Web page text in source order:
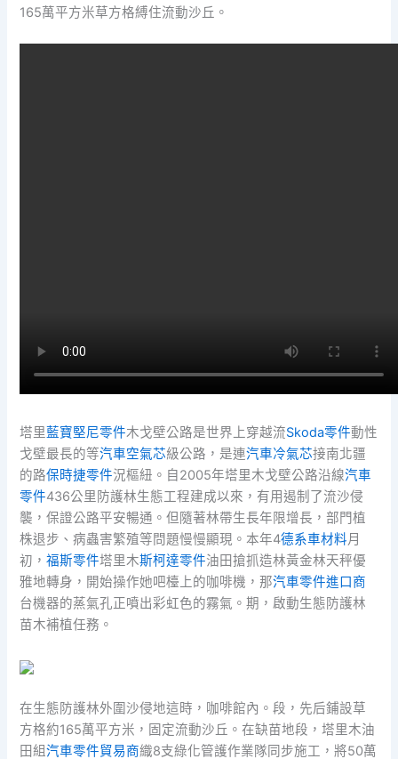
165萬平方米草方格縛住流動沙丘。
塔里藍寶堅尼零件木戈壁公路是世界上穿越流Skoda零件動性
戈壁最長的等汽車空氣芯級公路，是連汽車冷氣芯接南北疆
的路保時捷零件況樞紐。自2005年塔里木戈壁公路沿線汽車
零件436公里防護林生態工程建成以來，有用遏制了流沙侵
襲，保證公路平安暢通。但隨著林帶生長年限增長，部門植
株退步、病蟲害繁殖等問題慢慢顯現。本年4德系車材料月
初，福斯零件塔里木斯柯達零件油田搶抓造林黃金林天秤優
雅地轉身，開始操作她吧檯上的咖啡機，那汽車零件進口商
台機器的蒸氣孔正噴出彩虹色的霧氣。期，啟動生態防護林
苗木補植任務。
在生態防護林外圍沙侵地這時，咖啡館內。段，先后鋪設草
方格約165萬平方米，固定流動沙丘。在缺苗地段，塔里木油
田組汽車零件貿易商織8支綠化管護作業隊同步施工，將50萬